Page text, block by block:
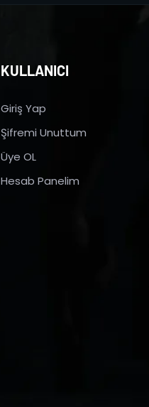
KULLANICI
Giriş Yap
Şifremi Unuttum
Üye OL
Hesab Panelim